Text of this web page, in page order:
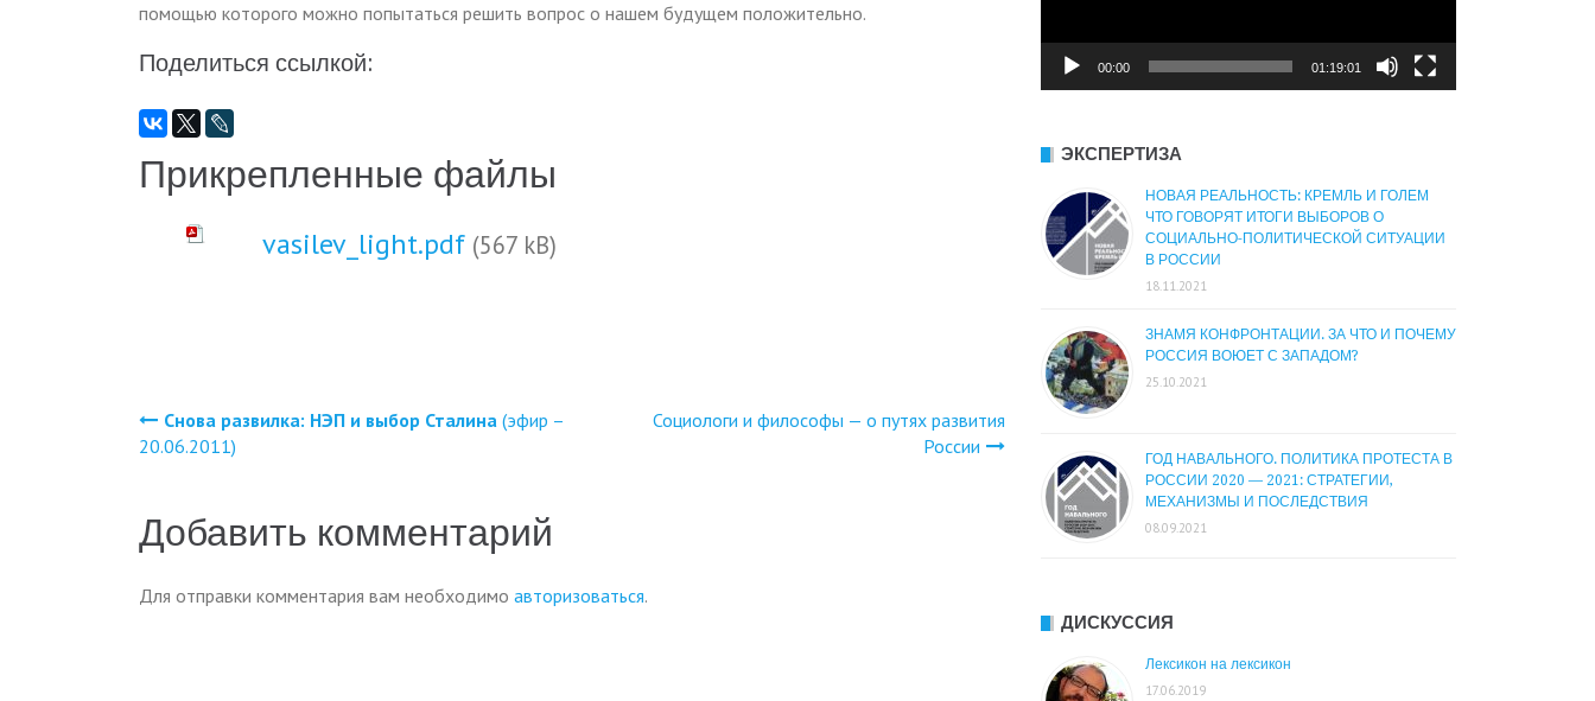
помощью которого можно попытаться решить вопрос о нашем будущем положительно.
Поделиться ссылкой:
Прикрепленные файлы
vasilev_light.pdf (567 kB)
Навигация
записям
Снова развилка: НЭП и выбор Сталина (эфир –
20.06.2011)
Социологи и философы — о путях развития
России
Добавить комментарий
Для отправки комментария вам необходимо авторизоваться.
00:00 01:19:01
ЭКСПЕРТИЗА
НОВАЯ РЕАЛЬНОСТЬ: КРЕМЛЬ И ГОЛЕМ
ЧТО ГОВОРЯТ ИТОГИ ВЫБОРОВ О
СОЦИАЛЬНО-ПОЛИТИЧЕСКОЙ СИТУАЦИИ
В РОССИИ
18.11.2021
ЗНАМЯ КОНФРОНТАЦИИ. ЗА ЧТО И ПОЧЕМУ
РОССИЯ ВОЮЕТ С ЗАПАДОМ?
25.10.2021
ГОД НАВАЛЬНОГО. ПОЛИТИКА ПРОТЕСТА В
РОССИИ 2020 — 2021: СТРАТЕГИИ,
МЕХАНИЗМЫ И ПОСЛЕДСТВИЯ
08.09.2021
ДИСКУССИЯ
Лексикон на лексикон
17.06.2019